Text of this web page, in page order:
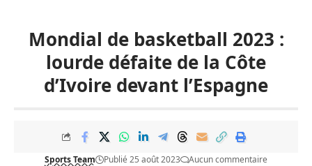
Mondial de basketball 2023 :
lourde défaite de la Côte
d’Ivoire devant l’Espagne
Sports Team Publié 25 août 2023
Aucun commentaire